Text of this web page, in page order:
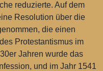
reduzierte. Auf dem
Resolution über die
die einen
Protestantismus im
Jahren wurde das
und im Jahr 1541